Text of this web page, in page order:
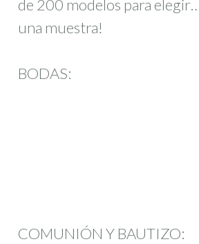
de 200 modelos para
una muestra!
BODAS:
COMUNIÓN Y BAUTIZO: